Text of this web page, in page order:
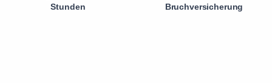
Stunden
Bruchversicherung